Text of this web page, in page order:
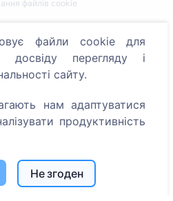
файлів cookie
померлих
кладовищ
LV40103618951
файли cookie для
досвіду перегляду і
сайту.
нам адаптуватися
продуктивність
Не згоден